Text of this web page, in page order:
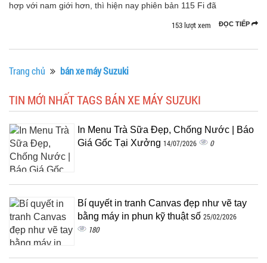
hợp với nam giới hơn, thì hiện nay phiên bản 115 Fi đã
ĐỌC TIẾP
153 lượt xem
Trang chủ bán xe máy Suzuki
TIN MỚI NHẤT TAGS BÁN XE MÁY SUZUKI
In Menu Trà Sữa Đẹp, Chống Nước | Báo
Giá Gốc Tại Xưởng 14/07/2026 0
Bí quyết in tranh Canvas đẹp như vẽ tay
bằng máy in phun kỹ thuật số 25/02/2026
180